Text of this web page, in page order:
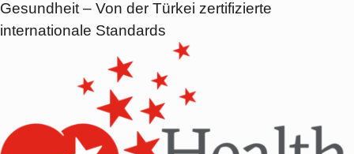
Gesundheit – Von der Türkei zertifizierte
internationale Standards